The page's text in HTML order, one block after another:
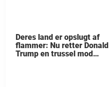
Deres land er opslugt af
flammer: Nu retter Donald
Trump en trussel mod